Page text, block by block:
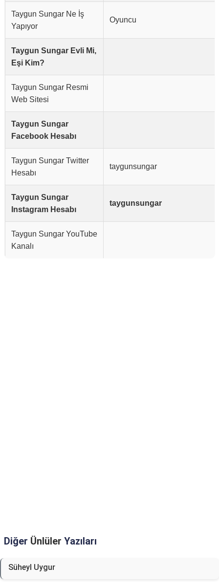
Taygun Sungar Ne İş
Yapıyor
Oyuncu
Taygun Sungar Evli Mi,
Eşi Kim?
Taygun Sungar Resmi
Web Sitesi
Taygun Sungar
Facebook Hesabı
Taygun Sungar Twitter
Hesabı
taygunsungar
Taygun Sungar
Instagram Hesabı
taygunsungar
Taygun Sungar YouTube
Kanalı
Diğer Ünlüler Yazıları
Süheyl Uygur